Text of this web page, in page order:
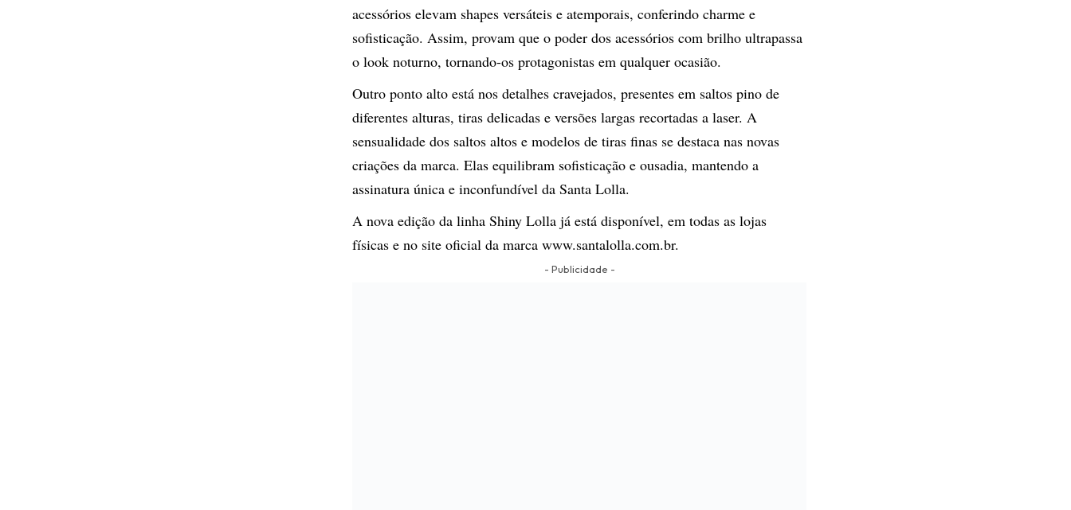
acessórios elevam shapes versáteis e atemporais, conferindo charme e
sofisticação. Assim, provam que o poder dos acessórios com brilho ultrapassa
o look noturno, tornando-os protagonistas em qualquer ocasião.
Outro ponto alto está nos detalhes cravejados, presentes em saltos pino de
diferentes alturas, tiras delicadas e versões largas recortadas a laser. A
sensualidade dos saltos altos e modelos de tiras finas se destaca nas novas
criações da marca. Elas equilibram sofisticação e ousadia, mantendo a
assinatura única e inconfundível da Santa Lolla.
A nova edição da linha Shiny Lolla já está disponível, em todas as lojas
físicas e no site oficial da marca www.santalolla.com.br.
- Publicidade -